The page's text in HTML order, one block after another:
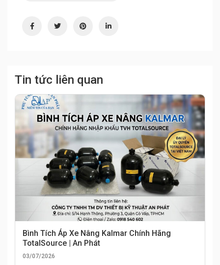
Tin tức liên quan
Bình Tích Áp Xe Nâng Kalmar Chính Hãng
TotalSource | An Phát
03/07/2026